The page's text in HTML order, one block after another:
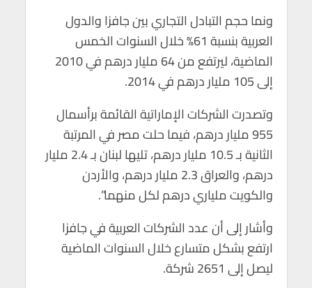
ونما حجم التبادل التجاري بين جافزا والدول
العربية بنسبة 61% خلال السنوات الخمس
الماضية، ليرتفع من 64 مليار درهم في 2010
إلى 105 مليار درهم في 2014.
وتصدرت الشركات الإماراتية القائمة برأسمال
955 مليار درهم، فيما حلت مصر في المرتبة
الثانية بـ 10.5 مليار درهم، تليها لبنان بـ 2.4 مليار
درهم، والعراق 2.3 مليار درهم، والأردن
والكويت ملياري درهم لكل منهما”.
وأشار إلى أن عدد الشركات العربية في جافزا
ارتفع بشكل متسارع خلال السنوات الماضية
ليصل إلى 2651 شركة.